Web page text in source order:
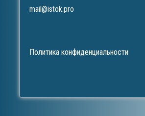
mail@istok.pro
Политика конфиденциальности